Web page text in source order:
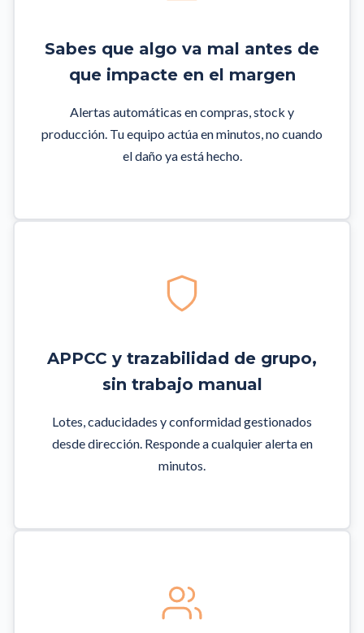
Sabes que algo va mal antes de
que impacte en el margen
Alertas automáticas en compras, stock y
producción. Tu equipo actúa en minutos, no cuando
el daño ya está hecho.
APPCC y trazabilidad de grupo,
sin trabajo manual
Lotes, caducidades y conformidad gestionados
desde dirección. Responde a cualquier alerta en
minutos.